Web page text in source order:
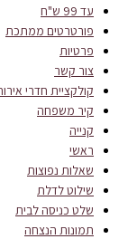
עד 99 ש"ח
פורטרטים ממתכת
פרטיות
צור קשר
קולקציית חדרי אירוח
קיר משפחה
קנייה
ראשי
שאלות נפוצות
שילוט לדלת
שלט כניסה לבית
תמונות הנצחה